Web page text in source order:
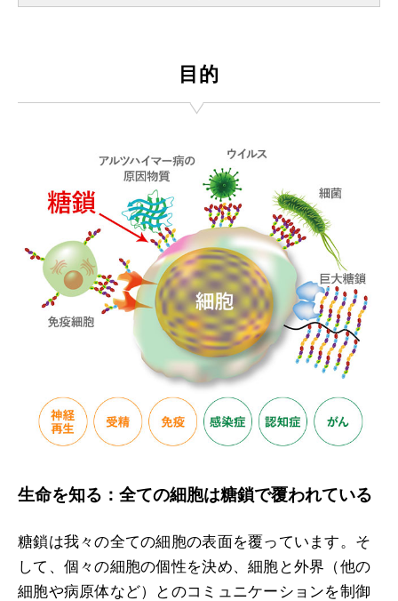
目的
生命を知る：全ての細胞は糖鎖で覆われている
糖鎖は我々の全ての細胞の表面を覆っています。そ
して、個々の細胞の個性を決め、細胞と外界（他の
細胞や病原体など）とのコミュニケーションを制御